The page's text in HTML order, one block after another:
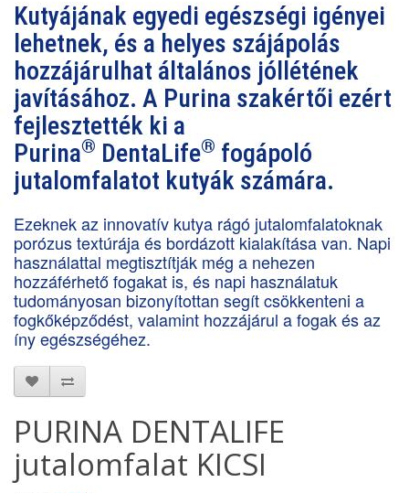
Kutyájának egyedi egészségi igényei
lehetnek, és a helyes szájápolás
hozzájárulhat általános jóllétének
javításához. A Purina szakértői ezért
fejlesztették ki a
Purina® DentaLife® fogápoló
jutalomfalatot kutyák számára.
Ezeknek az innovatív kutya rágó jutalomfalatoknak
porózus textúrája és bordázott kialakítása van. Napi
használattal megtisztítják még a nehezen
hozzáférhető fogakat is, és napi használatuk
tudományosan bizonyítottan segít csökkenteni a
fogkőképződést, valamint hozzájárul a fogak és az
íny egészségéhez.
PURINA DENTALIFE
jutalomfalat KICSI